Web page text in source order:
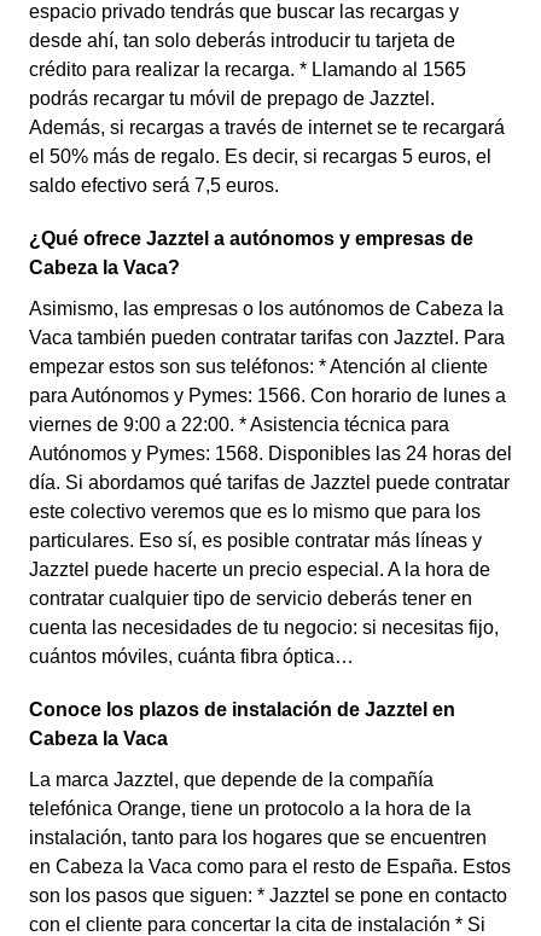
espacio privado tendrás que buscar las recargas y
desde ahí, tan solo deberás introducir tu tarjeta de
crédito para realizar la recarga. * Llamando al 1565
podrás recargar tu móvil de prepago de Jazztel.
Además, si recargas a través de internet se te recargará
el 50% más de regalo. Es decir, si recargas 5 euros, el
saldo efectivo será 7,5 euros.
¿Qué ofrece Jazztel a autónomos y empresas de
Cabeza la Vaca?
Asimismo, las empresas o los autónomos de Cabeza la
Vaca también pueden contratar tarifas con Jazztel. Para
empezar estos son sus teléfonos: * Atención al cliente
para Autónomos y Pymes: 1566. Con horario de lunes a
viernes de 9:00 a 22:00. * Asistencia técnica para
Autónomos y Pymes: 1568. Disponibles las 24 horas del
día. Si abordamos qué tarifas de Jazztel puede contratar
este colectivo veremos que es lo mismo que para los
particulares. Eso sí, es posible contratar más líneas y
Jazztel puede hacerte un precio especial. A la hora de
contratar cualquier tipo de servicio deberás tener en
cuenta las necesidades de tu negocio: si necesitas fijo,
cuántos móviles, cuánta fibra óptica…
Conoce los plazos de instalación de Jazztel en
Cabeza la Vaca
La marca Jazztel, que depende de la compañía
telefónica Orange, tiene un protocolo a la hora de la
instalación, tanto para los hogares que se encuentren
en Cabeza la Vaca como para el resto de España. Estos
son los pasos que siguen: * Jazztel se pone en contacto
con el cliente para concertar la cita de instalación * Si